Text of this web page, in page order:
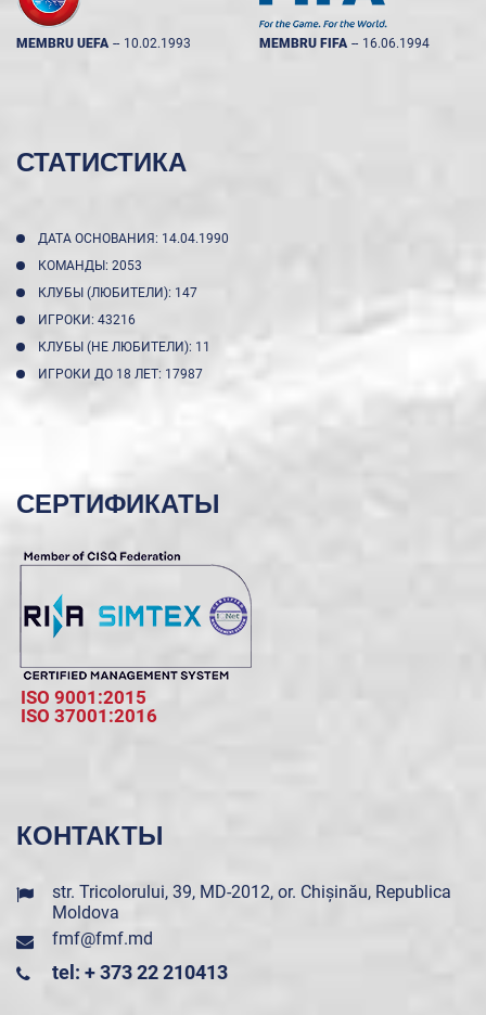
MEMBRU UEFA -- 10.02.1993 MEMBRU FIFA -- 16.06.1994
СТАТИСТИКА
ДАТА ОСНОВАНИЯ: 14.04.1990
КОМАНДЫ: 2053
КЛУБЫ (ЛЮБИТЕЛИ): 147
ИГРОКИ: 43216
КЛУБЫ (НЕ ЛЮБИТЕЛИ): 11
ИГРОКИ ДО 18 ЛЕТ: 17987
СЕРТИФИКАТЫ
ISO 9001:2015
ISO 37001:2016
КОНТАКТЫ
str. Tricolorului, 39, MD-2012, or. Chișinău, Republica
Moldova
fmf@fmf.md
tel: + 373 22 210413